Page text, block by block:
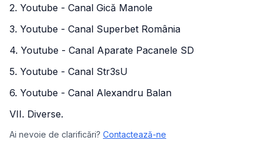
2. Youtube - Canal Gică Manole
3. Youtube - Canal Superbet România
4. Youtube - Canal Aparate Pacanele SD
5. Youtube - Canal Str3sU
6. Youtube - Canal Alexandru Balan
VII. Diverse.
Ai nevoie de clarificări? Contactează-ne